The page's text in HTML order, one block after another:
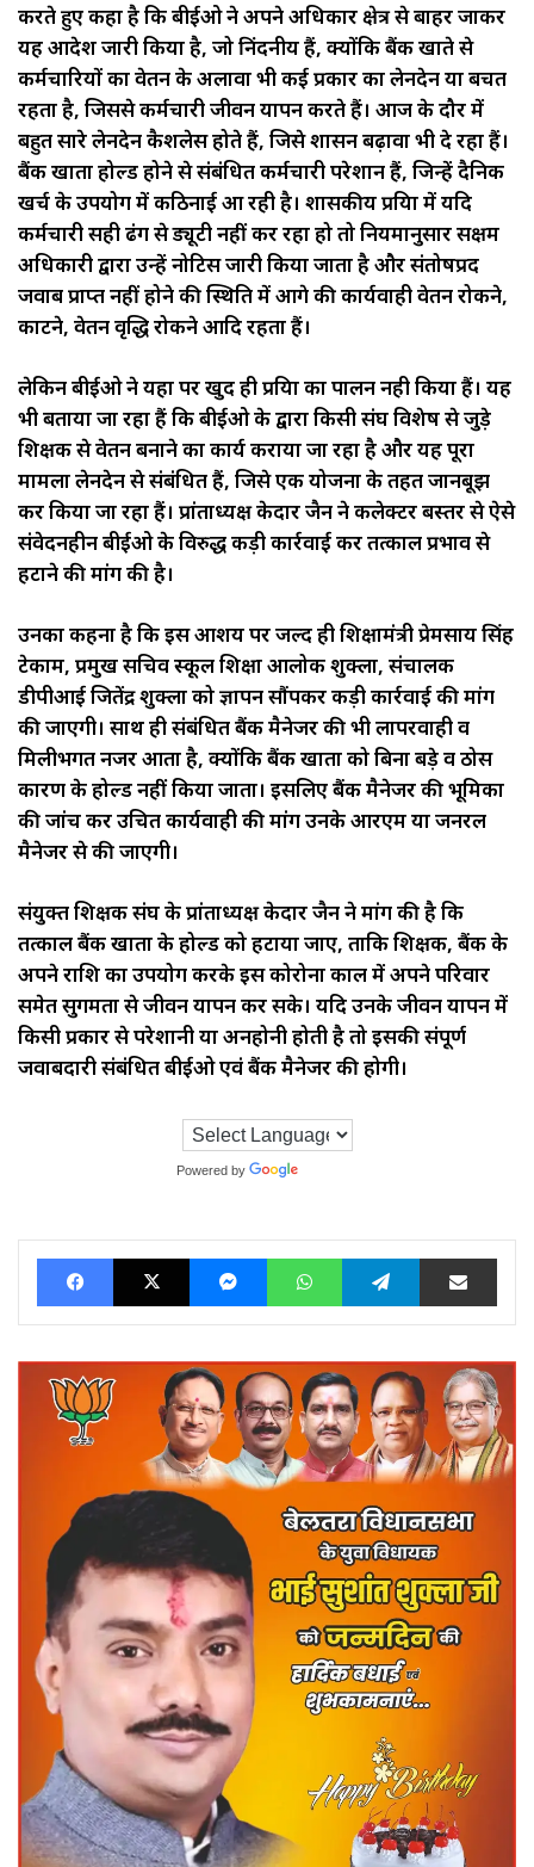
करते हुए कहा है कि बीईओ ने अपने अधिकार क्षेत्र से बाहर जाकर
यह आदेश जारी किया है, जो निंदनीय हैं, क्योंकि बैंक खाते से
कर्मचारियों का वेतन के अलावा भी कई प्रकार का लेनदेन या बचत
रहता है, जिससे कर्मचारी जीवन यापन करते हैं। आज के दौर में
बहुत सारे लेनदेन कैशलेस होते हैं, जिसे शासन बढ़ावा भी दे रहा हैं।
बैंक खाता होल्ड होने से संबंधित कर्मचारी परेशान हैं, जिन्हें दैनिक
खर्च के उपयोग में कठिनाई आ रही है। शासकीय प्रक्रिया में यदि
कर्मचारी सही ढंग से ड्यूटी नहीं कर रहा हो तो नियमानुसार सक्षम
अधिकारी द्वारा उन्हें नोटिस जारी किया जाता है और संतोषप्रद
जवाब प्राप्त नहीं होने की स्थिति में आगे की कार्यवाही वेतन रोकने,
काटने, वेतन वृद्धि रोकने आदि रहता हैं।
लेकिन बीईओ ने यहा पर खुद ही प्रक्रिया का पालन नही किया हैं। यह
भी बताया जा रहा हैं कि बीईओ के द्वारा किसी संघ विशेष से जुड़े
शिक्षक से वेतन बनाने का कार्य कराया जा रहा है और यह पूरा
मामला लेनदेन से संबंधित हैं, जिसे एक योजना के तहत जानबूझ
कर किया जा रहा हैं। प्रांताध्यक्ष केदार जैन ने कलेक्टर बस्तर से ऐसे
संवेदनहीन बीईओ के विरुद्ध कड़ी कार्रवाई कर तत्काल प्रभाव से
हटाने की मांग की है।
उनका कहना है कि इस आशय पर जल्द ही शिक्षामंत्री प्रेमसाय सिंह
टेकाम, प्रमुख सचिव स्कूल शिक्षा आलोक शुक्ला, संचालक
डीपीआई जितेंद्र शुक्ला को ज्ञापन सौंपकर कड़ी कार्रवाई की मांग
की जाएगी। साथ ही संबंधित बैंक मैनेजर की भी लापरवाही व
मिलीभगत नजर आता है, क्योंकि बैंक खाता को बिना बड़े व ठोस
कारण के होल्ड नहीं किया जाता। इसलिए बैंक मैनेजर की भूमिका
की जांच कर उचित कार्यवाही की मांग उनके आरएम या जनरल
मैनेजर से की जाएगी।
संयुक्त शिक्षक संघ के प्रांताध्यक्ष केदार जैन ने मांग की है कि
तत्काल बैंक खाता के होल्ड को हटाया जाए, ताकि शिक्षक, बैंक के
अपने राशि का उपयोग करके इस कोरोना काल में अपने परिवार
समेत सुगमता से जीवन यापन कर सके। यदि उनके जीवन यापन में
किसी प्रकार से परेशानी या अनहोनी होती है तो इसकी संपूर्ण
जवाबदारी संबंधित बीईओ एवं बैंक मैनेजर की होगी।
Powered by
FacebookX MessengerWhatsAppTelegram Share via